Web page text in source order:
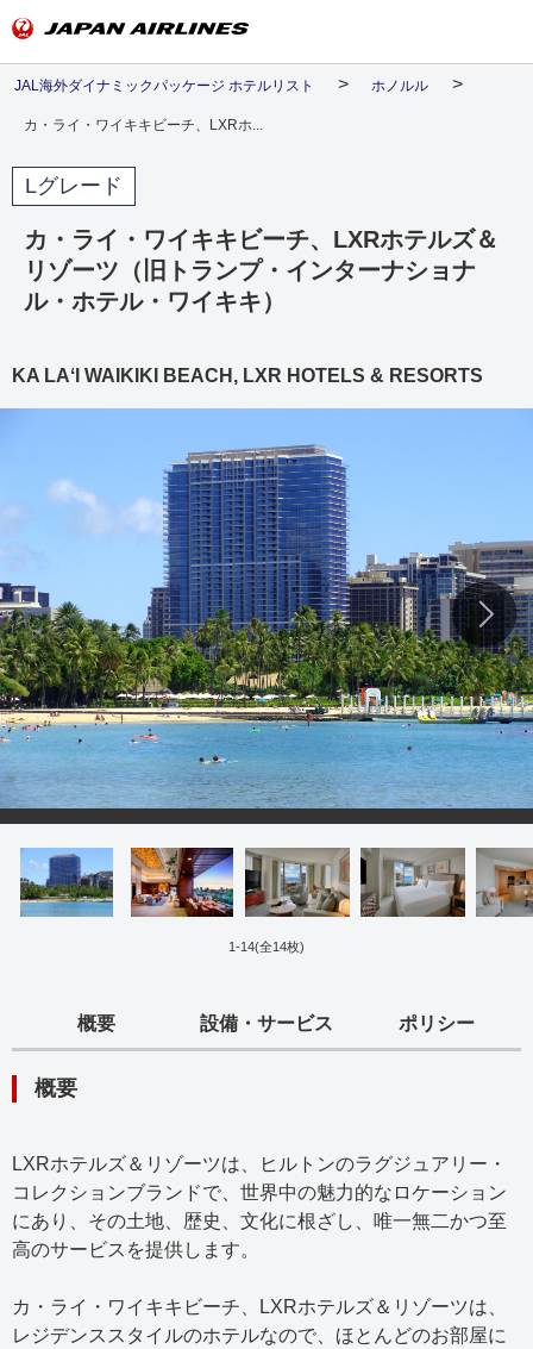
JAL海外ダイナミックパッケージ ホテルリスト ホノルル
カ・ライ・ワイキキビーチ、LXRホ...
Lグレード
カ・ライ・ワイキキビーチ、LXRホテルズ＆
リゾーツ（旧トランプ・インターナショナ
ル・ホテル・ワイキキ）
KA LAʻI WAIKIKI BEACH, LXR HOTELS & RESORTS
1-14(全14枚)
概要 設備・サービス ポリシー
概要
LXRホテルズ＆リゾーツは、ヒルトンのラグジュアリー・
コレクションブランドで、世界中の魅力的なロケーション
にあり、その土地、歴史、文化に根ざし、唯一無二かつ至
高のサービスを提供します。
カ・ライ・ワイキキビーチ、LXRホテルズ＆リゾーツは、
レジデンススタイルのホテルなので、ほとんどのお部屋に